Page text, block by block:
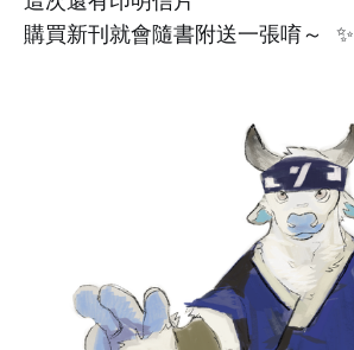
購買新刊就會隨書附送一張唷～ ✨